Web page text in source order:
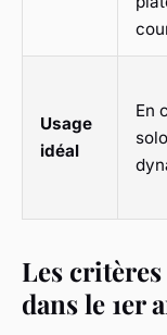
Usage
idéal
En
Les
dans le 1er